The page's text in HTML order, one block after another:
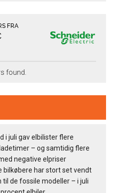
FRA
found.
i juli gav elbilister flere
– og samtidig flere
negative elpriser
bilkøbere har stort set vendt
til de fossile modeller – i juli